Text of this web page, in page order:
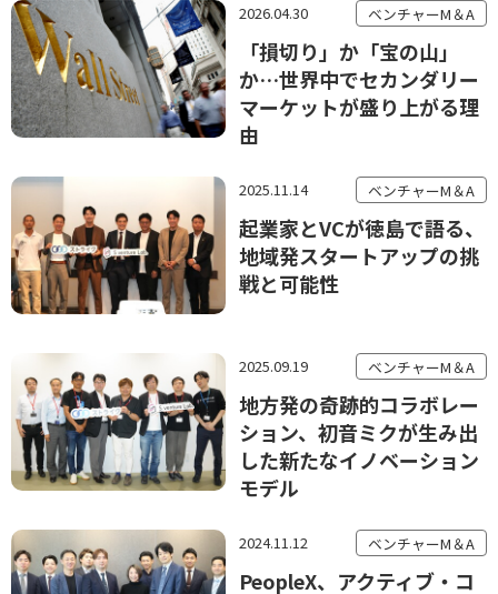
2026.04.30 ベンチャーM＆A
「損切り」か「宝の山」
か…世界中でセカンダリー
マーケットが盛り上がる理
由
2025.11.14 ベンチャーM＆A
起業家とVCが徳島で語る、
地域発スタートアップの挑
戦と可能性
2025.09.19 ベンチャーM＆A
地方発の奇跡的コラボレー
ション、初音ミクが生み出
した新たなイノベーション
モデル
2024.11.12 ベンチャーM＆A
PeopleX、アクティブ・コ